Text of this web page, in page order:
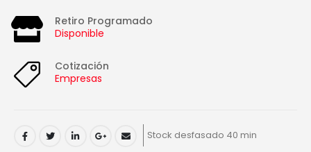
Retiro Programado
Disponible
Cotización
Empresas
Stock desfasado 40 min